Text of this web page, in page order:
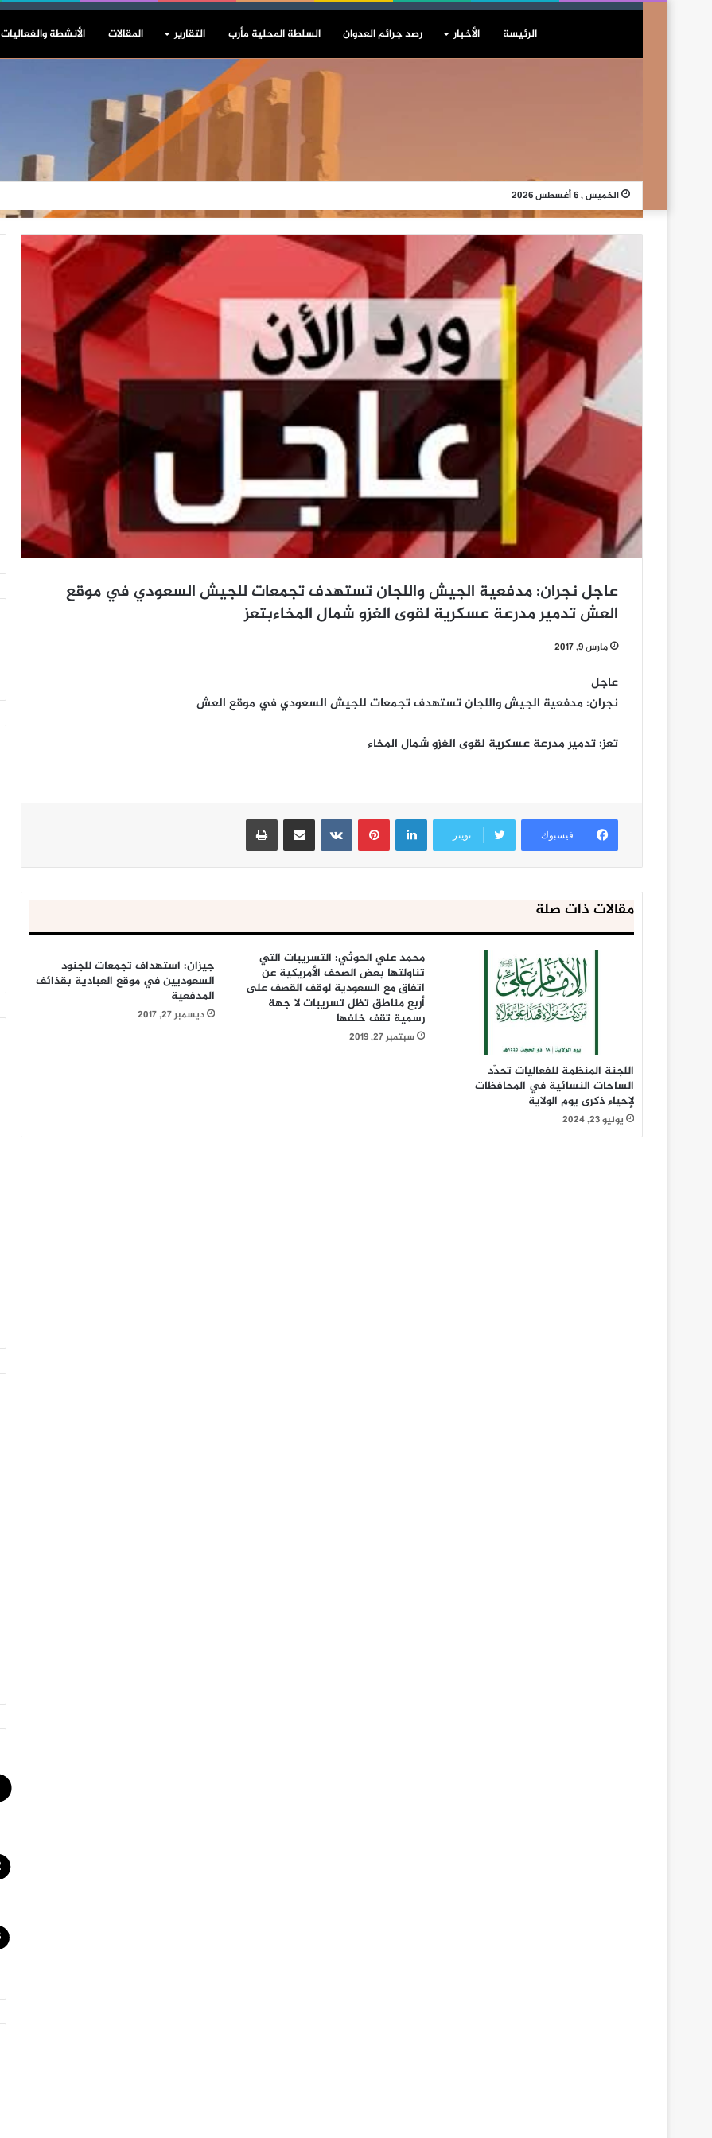
الرئيسة الأخبار رصد جرائم العدوان السلطة المحلية مأرب التقارير المقالات الأنشطة والفعاليات
الخميس , 6 أغسطس 2026
عاجل نجران: مدفعية الجيش واللجان تستهدف تجمعات للجيش السعودي في موقع
العش تدمير مدرعة عسكرية لقوى الغزو شمال المخاءبتعز
مارس 9, 2017
عاجل
نجران: مدفعية الجيش واللجان تستهدف تجمعات للجيش السعودي في موقع العش
تعز: تدمير مدرعة عسكرية لقوى الغزو شمال المخاء
فيسبوك تويتر
لينكدإنبينتيريست مشاركة عبر البريد طباعة
مقالات ذات صلة
اللجنة المنظمة للفعاليات تحدّد
الساحات النسائية في المحافظات
لإحياء ذكرى يوم الولاية
يونيو 23, 2024
محمد علي الحوثي: التسريبات التي
تناولتها بعض الصحف الأمريكية عن
اتفاق مع السعودية لوقف القصف على
أربع مناطق تظل تسريبات لا جهة
رسمية تقف خلفها
سبتمبر 27, 2019
جيزان: استهداف تجمعات للجنود
السعوديين في موقع العبادية بقذائف
المدفعية
ديسمبر 27, 2017